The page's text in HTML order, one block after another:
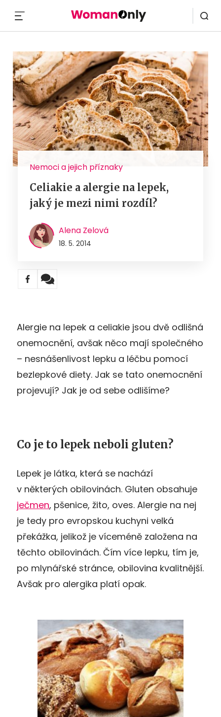
Nemoci a jejich příznaky
Celiakie a alergie na lepek,
jaký je mezi nimi rozdíl?
Alena Zelová
18. 5. 2014
Alergie na lepek a celiakie jsou dvě odlišná
onemocnění, avšak něco mají společného
– nesnášenlivost lepku a léčbu pomocí
bezlepkové diety. Jak se tato onemocnění
projevují? Jak je od sebe odlišíme?
Co je to lepek neboli gluten?
Lepek je látka, která se nachází
v některých obilovinách. Gluten obsahuje
ječmen, pšenice, žito, oves. Alergie na nej
je tedy pro evropskou kuchyni velká
překážka, jelikož je víceméně založena na
těchto obilovinách. Čím více lepku, tím je,
po mlynářské stránce, obilovina kvalitnější.
Avšak pro alergika platí opak.